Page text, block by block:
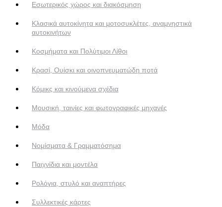
Εσωτερικός χώρος και διακόσμηση
Κλασικά αυτοκίνητα και μοτοσυκλέτες, αναμνηστικά
αυτοκινήτων
Κοσμήματα και Πολύτιμοι Λίθοι
Κρασί, Ουίσκι και οινοπνευματώδη ποτά
Κόμικς και κινούμενα σχέδια
Μουσική, ταινίες και φωτογραφικές μηχανές
Μόδα
Νομίσματα & Γραμματόσημα
Παιχνίδια και μοντέλα
Ρολόγια, στυλό και αναπτήρες
Συλλεκτικές κάρτες